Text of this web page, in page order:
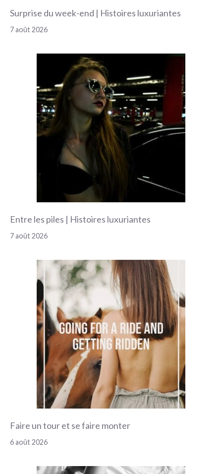
Surprise du week-end | Histoires luxuriantes
7 août 2026
Entre les piles | Histoires luxuriantes
7 août 2026
Faire un tour et se faire monter
6 août 2026